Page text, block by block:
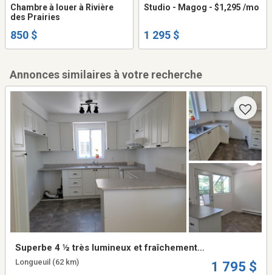
Chambre à louer à Rivière
des Prairies
850 $
Studio - Magog - $1,295 /mo
1 295 $
Annonces similaires à votre recherche
1 795 $
Superbe 4 ½ très lumineux et fraîchement
rénové à Longueuil – Disponible
immédiatement !
Longueuil (62 km)